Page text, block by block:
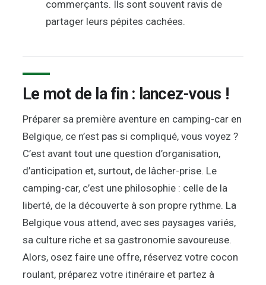
commerçants. Ils sont souvent ravis de
partager leurs pépites cachées.
Le mot de la fin : lancez-vous !
Préparer sa première aventure en camping-car en
Belgique, ce n’est pas si compliqué, vous voyez ?
C’est avant tout une question d’organisation,
d’anticipation et, surtout, de lâcher-prise. Le
camping-car, c’est une philosophie : celle de la
liberté, de la découverte à son propre rythme. La
Belgique vous attend, avec ses paysages variés,
sa culture riche et sa gastronomie savoureuse.
Alors, osez faire une offre, réservez votre cocon
roulant, préparez votre itinéraire et partez à